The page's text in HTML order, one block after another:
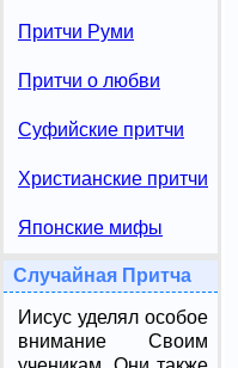
Притчи Руми
Притчи о любви
Суфийские притчи
Христианские притчи
Японские мифы
Случайная Притча
Иисус уделял особое
внимание Своим